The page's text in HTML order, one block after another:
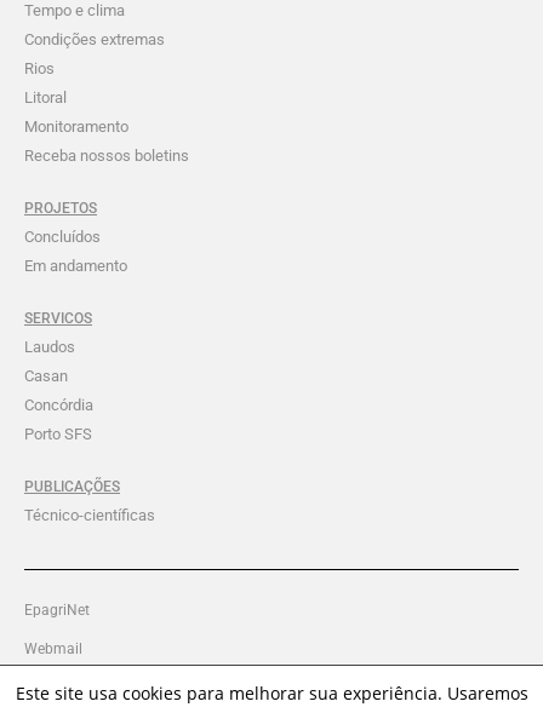
Tempo e clima
Condições extremas
Rios
Litoral
Monitoramento
Receba nossos boletins
PROJETOS
Concluídos
Em andamento
SERVICOS
Laudos
Casan
Concórdia
Porto SFS
PUBLICAÇÕES
Técnico-científicas
Intranet Ciram
Webmail
EpagriNet
Este site usa cookies para melhorar sua experiência. Usaremos